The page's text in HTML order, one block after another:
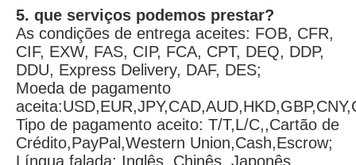
5. que serviços podemos prestar?
As condições de entrega aceites: FOB, CFR,
CIF, EXW, FAS, CIP, FCA, CPT, DEQ, DDP,
DDU, Express Delivery, DAF, DES;
Moeda de pagamento
Tipo de pagamento aceito: T/T,L/C,,Cartão de
Crédito,PayPal,Western Union,Cash,Escrow;
Língua falada: Inglês, Chinês, Japonês